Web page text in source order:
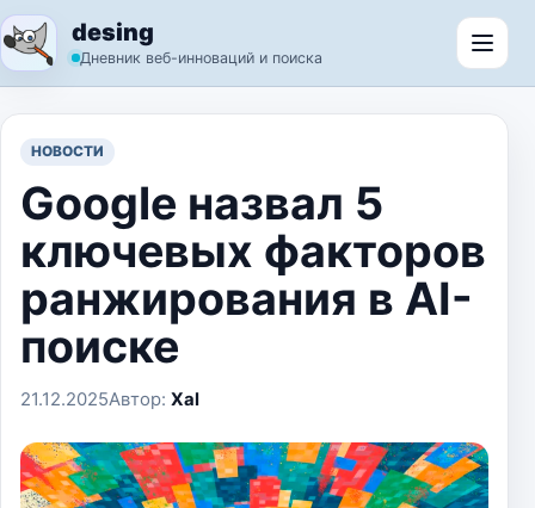
Перейти к содержимому
desing
Дневник веб-инноваций и поиска
НОВОСТИ
Google назвал 5
ключевых факторов
ранжирования в AI-
поиске
21.12.2025Автор: Xal